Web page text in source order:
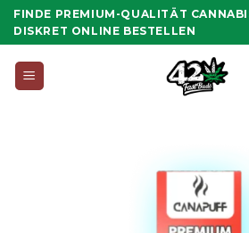
Zum
Inhalt
FINDE PREMIUM-QUALITÄT
DISKRET ONLINE BESTELLEN